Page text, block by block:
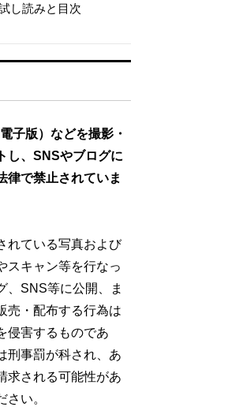
し読みと目次
子版）などを撮影・
し、SNSやブログに
律で禁止されていま
れている写真および
スキャン等を行なっ
、SNS等に公開、ま
売・配布する行為は
侵害するものであ
刑事罰が科され、あ
求される可能性があ
さい。